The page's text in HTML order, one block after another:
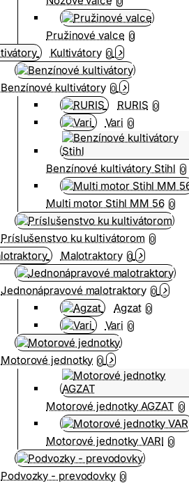
Pružinové valce 0
Kultivátory 0
Benzínové kultivátory 0
RURIS 0
Vari 0
Benzínové kultivátory Stihl 0
Multi motor Stihl MM 56 0
Príslušenstvo ku kultivátorom 0
Malotraktory 0
Jednonápravové malotraktory 0
Agzat 0
Vari 0
Motorové jednotky 0
Motorové jednotky AGZAT 0
Motorové jednotky VARI 0
Podvozky - prevodovky 0